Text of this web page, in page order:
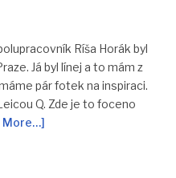
Ríša Horák byl
Já byl línej a to mám z
pár fotek na inspiraci.
Q. Zde je to foceno
More…]